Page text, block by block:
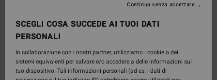
SCEGLI COSA SUCCEDE AI TUOI DATI
PERSONALI
In collaborazione con i nostri partner, utilizziamo i cookie o dei
sistemi equivalenti per salvare e/o accedere a delle informazioni sul
tuo dispositivo. Tali informazioni personali (ad es. i dati di
Continua senza accettare